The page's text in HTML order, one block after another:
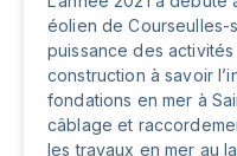
éolien de Courseulles-
puissance des
construction à savoir
fondations en mer à
câblage et
les travaux en mer au